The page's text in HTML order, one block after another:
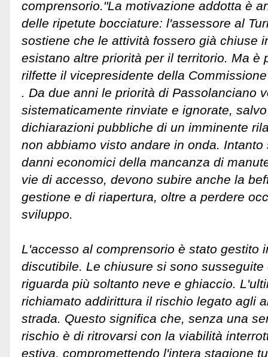
comprensorio. "La motivazione addotta è
delle ripetute bocciature: l'assessore al
sostiene che le attività fossero già chiuse
esistano altre priorità per il territorio. Ma è
rilfette il vicepresidente della
. Da due anni le priorità di Passolanciano
sistematicamente rinviate e ignorate,
dichiarazioni pubbliche di un imminente
non abbiamo visto andare in onda.
danni economici della mancanza di
vie di accesso, devono subire anche la
gestione e di riapertura, oltre a perdere
sviluppo.
L'accesso al comprensorio è stato gestito
discutibile. Le chiusure si sono
riguarda più soltanto neve e ghiaccio.
richiamato addirittura il rischio legato agli
strada. Questo significa che, senza una
rischio è di ritrovarsi con la viabilità
estiva, compromettendo l'intera stagione